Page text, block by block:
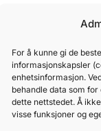
For å kunne gi de
informasjonskapsler
enhetsinformasjon.
behandle data som
dette nettstedet. Å
visse funksjoner og
På veien ligger